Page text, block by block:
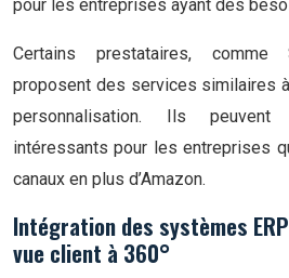
pour les entreprises ayant des
Certains prestataires, comme
proposent des services similaires
personnalisation. Ils peuvent
intéressants pour les entreprises
canaux en plus d’Amazon.
Intégration des systèmes
vue client à 360°